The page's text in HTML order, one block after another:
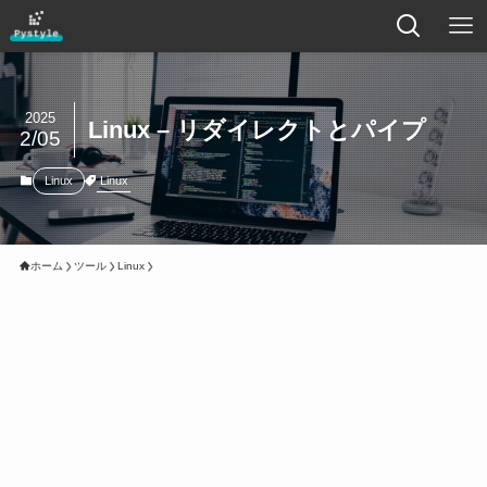
Linux – リダイレクトとパイプ
2025
2/05
Linux Linux
ホーム ツール Linux